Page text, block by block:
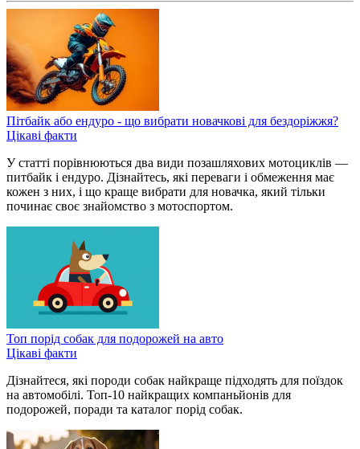
Пітбайк або ендуро - що вибрати новачкові для бездоріжжя?
Цікаві факти
У статті порівнюються два види позашляхових мотоциклів —
питбайк і ендуро. Дізнайтесь, які переваги і обмеження має
кожен з них, і що краще вибрати для новачка, який тільки
починає своє знайомство з мотоспортом.
Топ порід собак для подорожей на авто
Цікаві факти
Дізнайтеся, які породи собак найкраще підходять для поїздок
на автомобілі. Топ-10 найкращих компаньйонів для
подорожей, поради та каталог порід собак.